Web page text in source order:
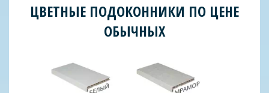
ЦВЕТНЫЕ ПОДОКОННИКИ ПО ЦЕНЕ
ОБЫЧНЫХ